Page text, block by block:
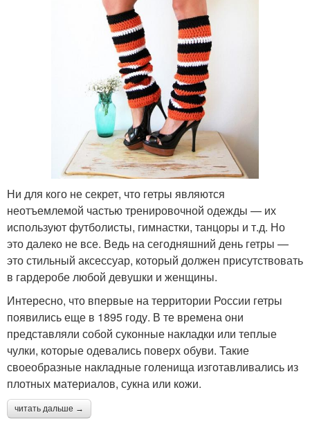
Ни для кого не секрет, что гетры являются
неотъемлемой частью тренировочной одежды — их
используют футболисты, гимнастки, танцоры и т.д. Но
это далеко не все. Ведь на сегодняшний день гетры —
это стильный аксессуар, который должен присутствовать
в гардеробе любой девушки и женщины.
Интересно, что впервые на территории России гетры
появились еще в 1895 году. В те времена они
представляли собой суконные накладки или теплые
чулки, которые одевались поверх обуви. Такие
своеобразные накладные голенища изготавливались из
плотных материалов, сукна или кожи.
читать дальше →